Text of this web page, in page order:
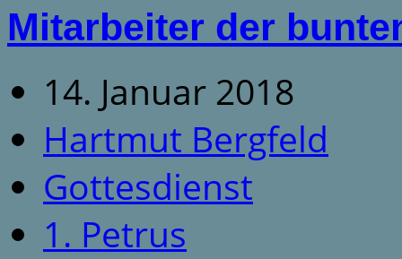
Mitarbeiter der
14. Januar 2018
Hartmut Bergfeld
Gottesdienst
1. Petrus